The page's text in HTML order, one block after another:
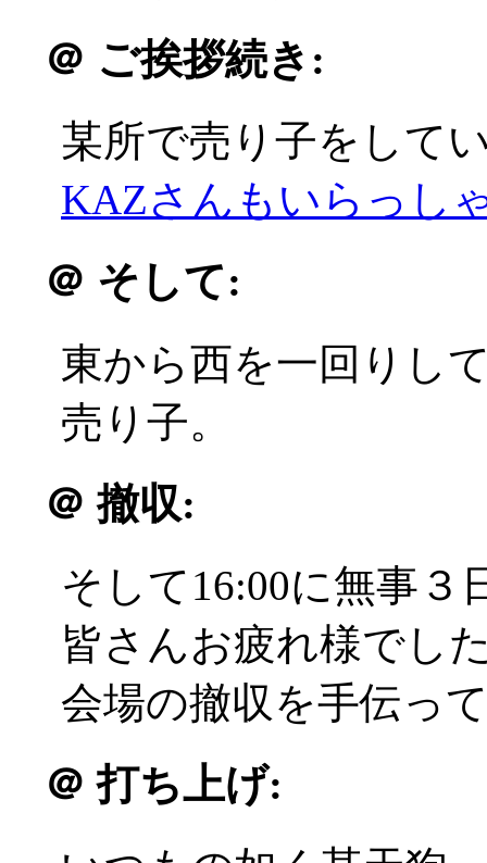
＠ ご挨拶続き:
某所で売り子をして
KAZさんもいらっし
＠ そして:
東から西を一回りし
売り子。
＠ 撤収:
そして16:00に無事３
皆さんお疲れ様でし
会場の撤収を手伝っ
＠ 打ち上げ: